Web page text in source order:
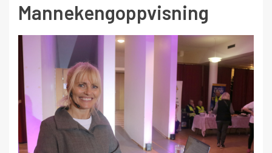
Mannekengoppvisning